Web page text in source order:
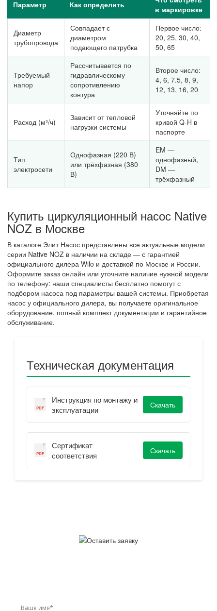
Параметр Как определить
в маркировке
Диаметр
трубопровода
Совпадает с
диаметром
подающего патрубка
Первое число:
20, 25, 30, 40,
50, 65
Требуемый
напор
Рассчитывается по
гидравлическому
сопротивлению
контура
Второе число:
4, 6, 7.5, 8, 9,
12, 13, 16, 20
Расход (м³/ч)
Зависит от тепловой
нагрузки системы
Уточняйте по
кривой Q-H в
паспорте
Тип
электросети
Однофазная (220 В)
или трёхфазная (380
В)
EM —
однофазный,
DM —
трёхфазный
Купить циркуляционный насос Native
NOZ в Москве
В каталоге Элит Насос представлены все актуальные модели
серии Native NOZ в наличии на складе — с гарантией
официального дилера Wilo и доставкой по Москве и России.
Оформите заказ онлайн или уточните наличие нужной модели
по телефону: наши специалисты бесплатно помогут с
подбором насоса под параметры вашей системы. Приобретая
насос у официального дилера, вы получаете оригинальное
оборудование, полный комплект документации и гарантийное
обслуживание.
Техническая документация
Инструкция по монтажу и
эксплуатации
Скачать
Сертификат
соответствия
Скачать